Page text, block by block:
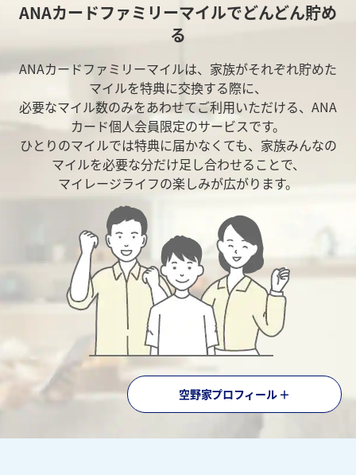
ANAカードファミリーマイルでどんどん貯め
る
ANAカードファミリーマイルは、家族がそれぞれ貯めた
マイルを特典に交換する際に、
必要なマイル数のみをあわせてご利用いただける、ANA
カード個人会員限定のサービスです。
ひとりのマイルでは特典に届かなくても、家族みんなの
マイルを必要な分だけ足し合わせることで、
マイレージライフの楽しみが広がります。
空野家プロフィール ＋